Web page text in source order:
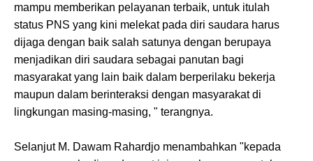
mampu memberikan pelayanan terbaik, untuk itulah
status PNS yang kini melekat pada diri saudara harus
dijaga dengan baik salah satunya dengan berupaya
menjadikan diri saudara sebagai panutan bagi
masyarakat yang lain baik dalam berperilaku bekerja
maupun dalam berinteraksi dengan masyarakat di
lingkungan masing-masing, " terangnya.
Selanjut M. Dawam Rahardjo menambahkan "kepada